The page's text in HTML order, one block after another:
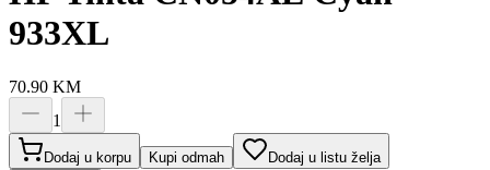
933XL
70.90 KM
1
Dodaj u korpu Kupi odmah
Dodaj u listu želja